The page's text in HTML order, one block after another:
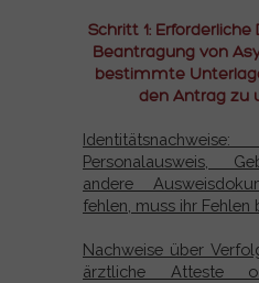
Schritt 1:
Beantragung von
bestimmte
den Antrag zu
Personalausweis,
andere
fehlen, muss ihr Fehlen
Nachweise über
ärztliche Atteste